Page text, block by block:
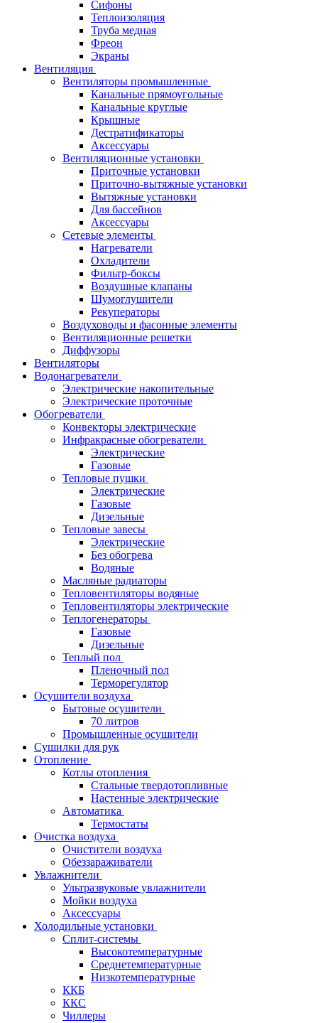
Сифоны
Теплоизоляция
Труба медная
Фреон
Экраны
Вентиляция
Вентиляторы промышленные
Канальные прямоугольные
Канальные круглые
Крышные
Дестратификаторы
Аксессуары
Вентиляционные установки
Приточные установки
Приточно-вытяжные установки
Вытяжные установки
Для бассейнов
Аксессуары
Сетевые элементы
Нагреватели
Охладители
Фильтр-боксы
Воздушные клапаны
Шумоглушители
Рекуператоры
Воздуховоды и фасонные элементы
Вентиляционные решетки
Диффузоры
Вентиляторы
Водонагреватели
Электрические накопительные
Электрические проточные
Обогреватели
Конвекторы электрические
Инфракрасные обогреватели
Электрические
Газовые
Тепловые пушки
Электрические
Газовые
Дизельные
Тепловые завесы
Электрические
Без обогрева
Водяные
Масляные радиаторы
Тепловентиляторы водяные
Тепловентиляторы электрические
Теплогенераторы
Газовые
Дизельные
Теплый пол
Пленочный пол
Терморегулятор
Осушители воздуха
Бытовые осушители
70 литров
Промышленные осушители
Сушилки для рук
Отопление
Котлы отопления
Стальные твердотопливные
Настенные электрические
Автоматика
Термостаты
Очистка воздуха
Очистители воздуха
Обеззараживатели
Увлажнители
Ультразвуковые увлажнители
Мойки воздуха
Аксессуары
Холодильные установки
Сплит-системы
Высокотемпературные
Среднетемпературные
Низкотемпературные
ККБ
ККС
Чиллеры